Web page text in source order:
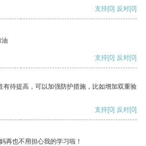
支持[0] 反对[0]
支持[0] 反对[0]
有待提高，可以加强防护措施，比如增加双重验
支持[0] 反对[0]
再也不用担心我的学习啦！